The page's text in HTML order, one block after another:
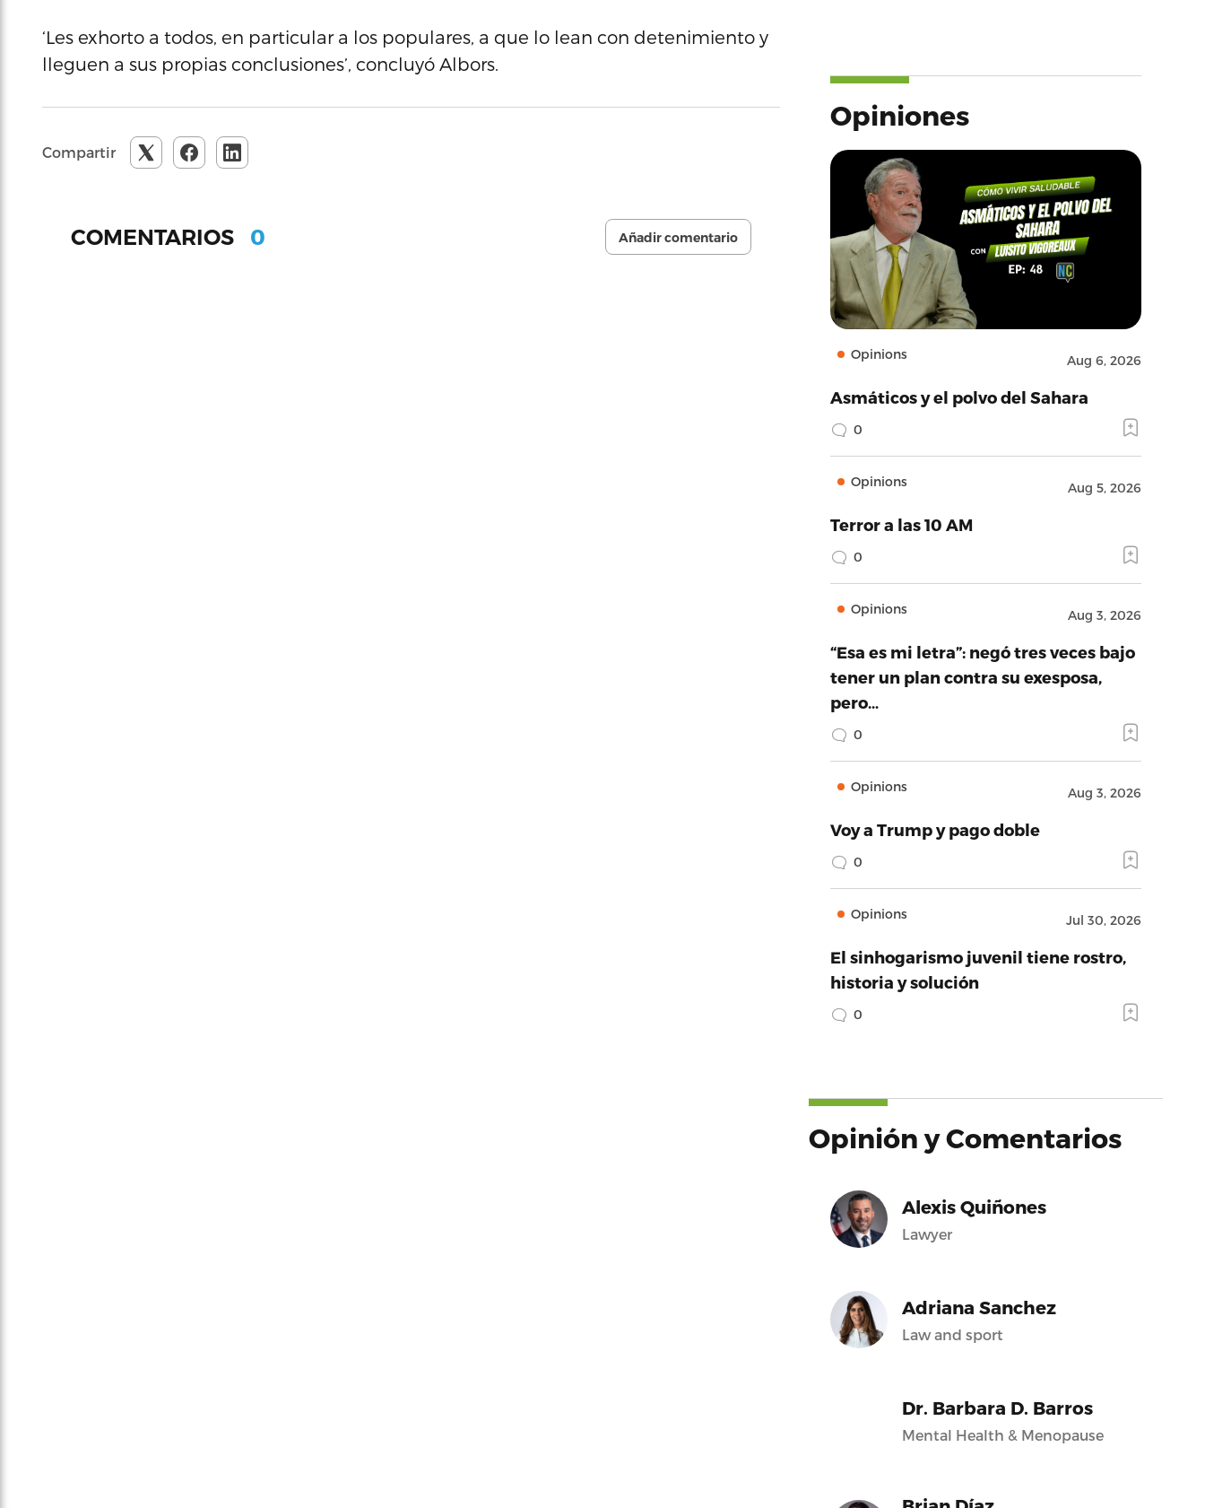
‘Les exhorto a todos, en particular a los populares, a que lo lean con detenimiento y
lleguen a sus propias conclusiones’, concluyó Albors.
Compartir
COMENTARIOS 0 Añadir comentario
Opiniones
Opinions Aug 6, 2026
Asmáticos y el polvo del Sahara
0
Opinions Aug 5, 2026
Terror a las 10 AM
0
Opinions Aug 3, 2026
“Esa es mi letra”: negó tres veces bajo
tener un plan contra su exesposa,
pero…
0
Opinions Aug 3, 2026
Voy a Trump y pago doble
0
Opinions Jul 30, 2026
El sinhogarismo juvenil tiene rostro,
historia y solución
0
Opinión y Comentarios
Alexis Quiñones
Lawyer
Adriana Sanchez
Law and sport
Dr. Barbara D. Barros
Mental Health & Menopause